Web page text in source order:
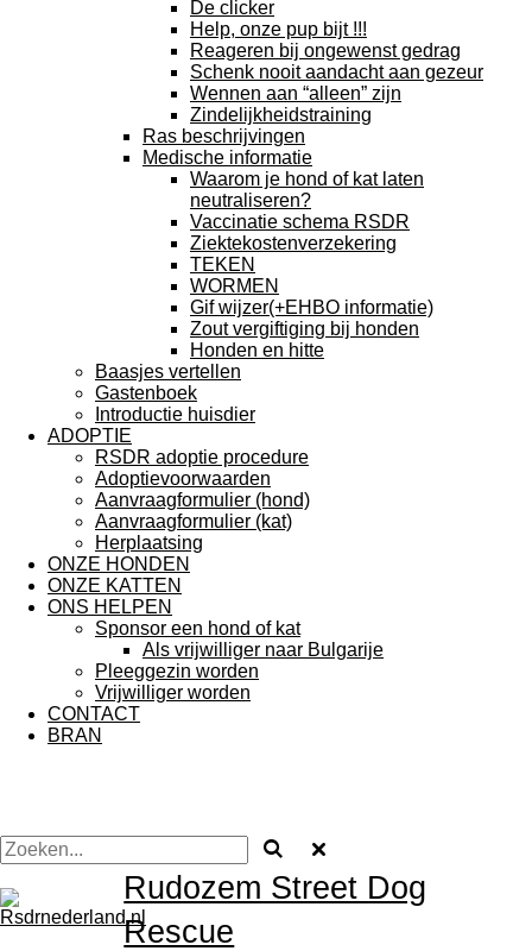
De clicker
Help, onze pup bijt !!!
Reageren bij ongewenst gedrag
Schenk nooit aandacht aan gezeur
Wennen aan “alleen” zijn
Zindelijkheidstraining
Ras beschrijvingen
Medische informatie
Waarom je hond of kat laten
neutraliseren?
Vaccinatie schema RSDR
Ziektekostenverzekering
TEKEN
WORMEN
Gif wijzer(+EHBO informatie)
Zout vergiftiging bij honden
Honden en hitte
Baasjes vertellen
Gastenboek
Introductie huisdier
ADOPTIE
RSDR adoptie procedure
Adoptievoorwaarden
Aanvraagformulier (hond)
Aanvraagformulier (kat)
Herplaatsing
ONZE HONDEN
ONZE KATTEN
ONS HELPEN
Sponsor een hond of kat
Als vrijwilliger naar Bulgarije
Pleeggezin worden
Vrijwilliger worden
CONTACT
BRAN
Rudozem Street Dog
Rescue